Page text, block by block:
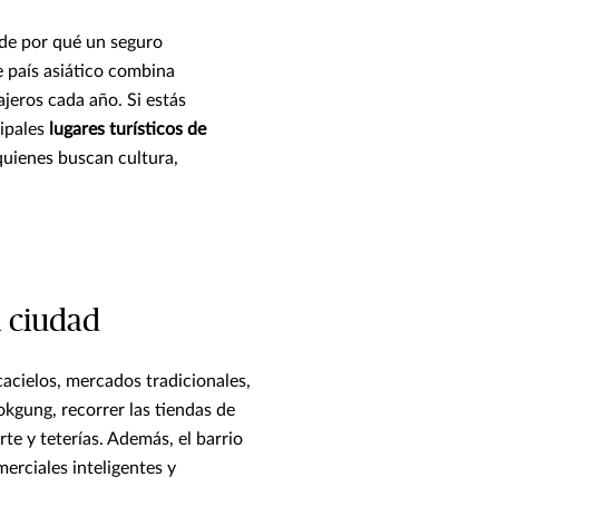
por qué un seguro
país asiático combina
cada año. Si estás
lugares turísticos de
buscan cultura,
ciudad
mercados tradicionales,
recorrer las tiendas de
y teterías. Además, el barrio
inteligentes y